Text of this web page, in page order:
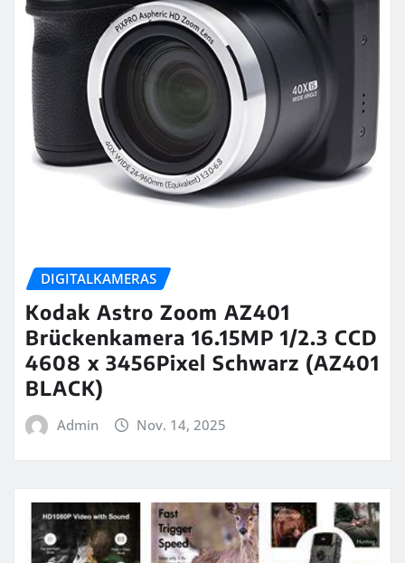
DIGITALKAMERAS
Kodak Astro Zoom AZ401
Brückenkamera 16.15MP 1/2.3 CCD
4608 x 3456Pixel Schwarz (AZ401
BLACK)
Admin Nov. 14, 2025